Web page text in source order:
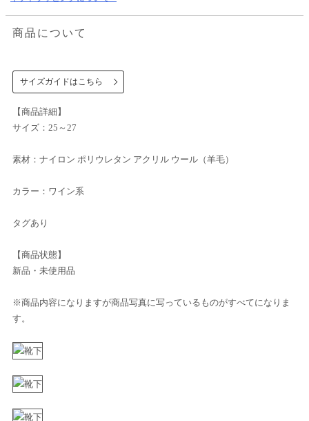
商品について
サイズガイドはこちら
【商品詳細】
サイズ：25～27
素材：ナイロン ポリウレタン アクリル ウール（羊毛）
カラー：ワイン系
タグあり
【商品状態】
新品・未使用品
※商品内容になりますが商品写真に写っているものがすべてになりま
す。